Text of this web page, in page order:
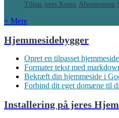
Tilpas jeres Konto Abonnement
+ Mere
Hjemmesidebygger
Opret en tilpasset
Formater tekst med
Bekræft din hjemmeside i
Forbind dit eget domæne til
Installering på jeres